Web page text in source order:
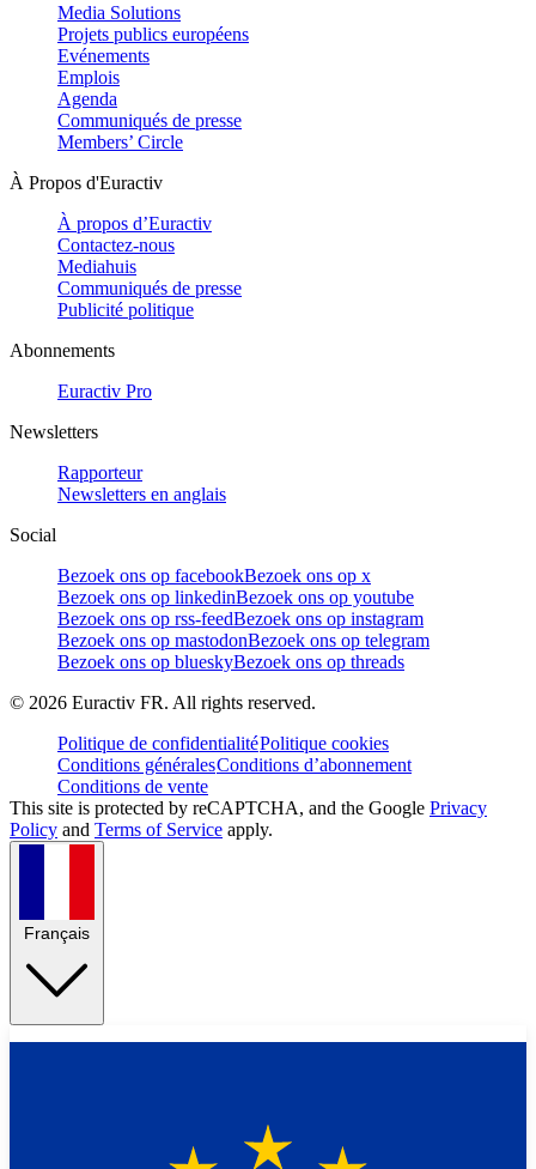
Media Solutions
Projets publics européens
Evénements
Emplois
Agenda
Communiqués de presse
Members’ Circle
À Propos d'Euractiv
À propos d’Euractiv
Contactez-nous
Mediahuis
Communiqués de presse
Publicité politique
Abonnements
Euractiv Pro
Newsletters
Rapporteur
Newsletters en anglais
Social
Bezoek ons op facebookBezoek ons op x
Bezoek ons op linkedinBezoek ons op youtube
Bezoek ons op rss-feedBezoek ons op instagram
Bezoek ons op mastodonBezoek ons op telegram
Bezoek ons op blueskyBezoek ons op threads
© 2026 Euractiv FR. All rights reserved.
Politique de confidentialitéPolitique cookies
Conditions généralesConditions d’abonnement
Conditions de vente
This site is protected by reCAPTCHA, and the Google Privacy
Policy and Terms of Service apply.
Français